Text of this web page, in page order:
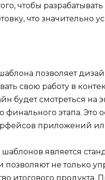
чтобы
что значительно
позволяет
свою работу в
будет смотреться на
этапа. Это
приложений
является
не только
итогового